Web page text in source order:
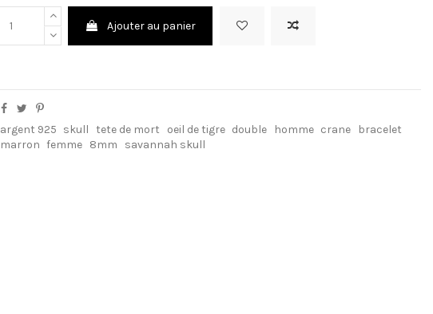
Ajouter au panier
argent 925 skull tete de mort oeil de tigre double homme crane
bracelet
marron femme 8mm savannah skull